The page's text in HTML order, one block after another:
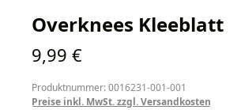
Overknees Kleeblatt
Regulärer Preis:
9,99 €
Produktnummer: 0016231-001-001
Preise inkl. MwSt. zzgl. Versandkosten